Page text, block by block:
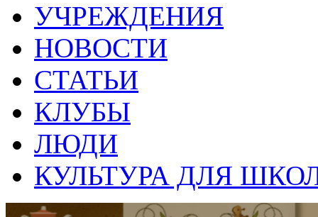
УЧРЕЖДЕНИЯ
НОВОСТИ
СТАТЬИ
КЛУБЫ
ЛЮДИ
КУЛЬТУРА ДЛЯ